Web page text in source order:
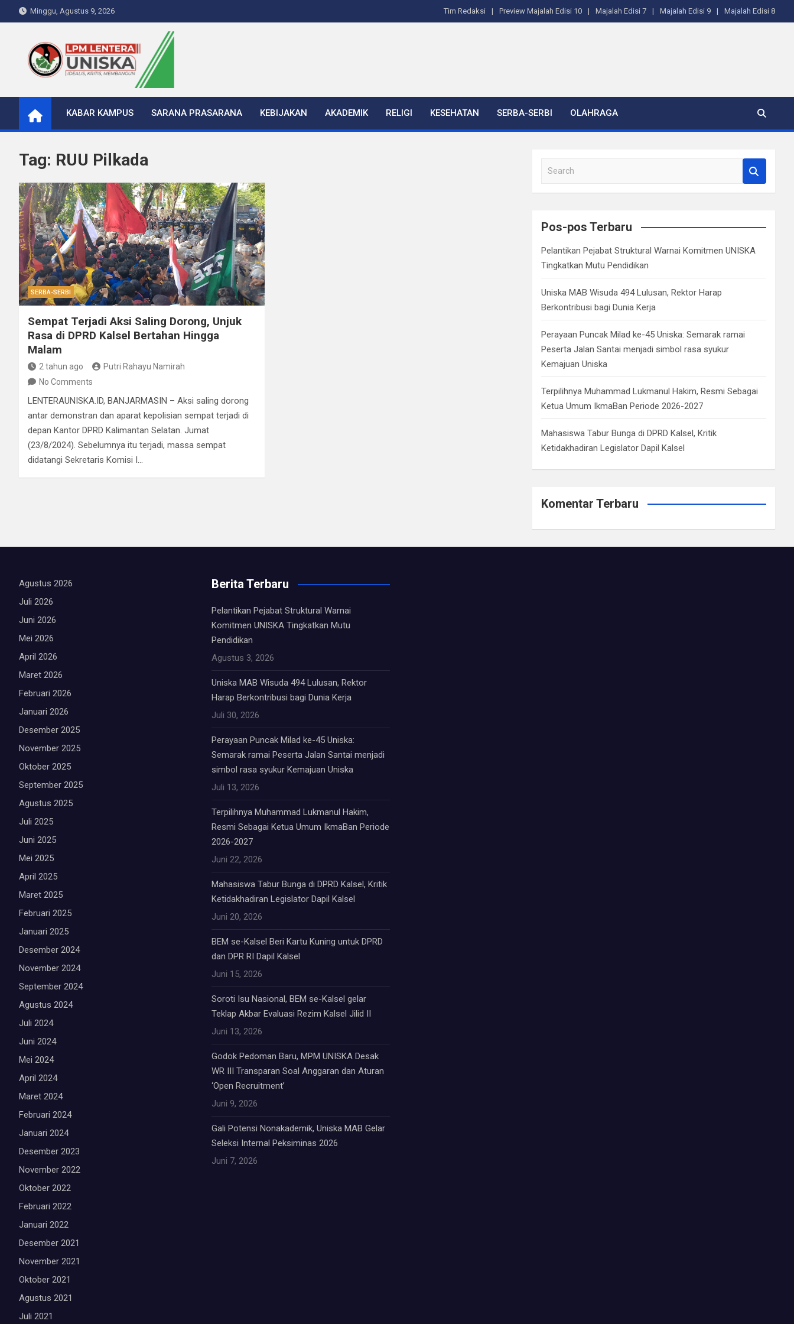
to
Minggu, Agustus 9, 2026 Tim Redaksi Preview Majalah Edisi 10 Majalah Edisi 7 Majalah Edisi 9 Majalah Edisi 8
LPM Lentera Uniska
Portal Berita Kampus
KABAR KAMPUS
SARANA PRASARANA KEBIJAKAN AKADEMIK RELIGI KESEHATAN SERBA-SERBI OLAHRAGA
Tag: RUU Pilkada
SERBA-SERBI
Sempat Terjadi Aksi Saling Dorong, Unjuk
Rasa di DPRD Kalsel Bertahan Hingga
Malam
2 tahun ago
Putri Rahayu Namirah
No Comments
LENTERAUNISKA.ID, BANJARMASIN – Aksi saling dorong
antar demonstran dan aparat kepolisian sempat terjadi di
depan Kantor DPRD Kalimantan Selatan. Jumat
(23/8/2024). Sebelumnya itu terjadi, massa sempat
didatangi Sekretaris Komisi I…
a
c
Pos-pos Terbaru
Pelantikan Pejabat Struktural Warnai Komitmen UNISKA
Tingkatkan Mutu Pendidikan
Uniska MAB Wisuda 494 Lulusan, Rektor Harap
Berkontribusi bagi Dunia Kerja
Perayaan Puncak Milad ke-45 Uniska: Semarak ramai
Peserta Jalan Santai menjadi simbol rasa syukur
Kemajuan Uniska
Terpilihnya Muhammad Lukmanul Hakim, Resmi Sebagai
Ketua Umum IkmaBan Periode 2026-2027
Mahasiswa Tabur Bunga di DPRD Kalsel, Kritik
Ketidakhadiran Legislator Dapil Kalsel
Komentar Terbaru
Agustus 2026
Juli 2026
Juni 2026
Mei 2026
April 2026
Maret 2026
Februari 2026
Januari 2026
Desember 2025
November 2025
Oktober 2025
September 2025
Agustus 2025
Juli 2025
Juni 2025
Mei 2025
April 2025
Maret 2025
Februari 2025
Januari 2025
Desember 2024
November 2024
September 2024
Agustus 2024
Juli 2024
Juni 2024
Mei 2024
April 2024
Maret 2024
Februari 2024
Januari 2024
Desember 2023
November 2022
Oktober 2022
Februari 2022
Januari 2022
Desember 2021
November 2021
Oktober 2021
Agustus 2021
Juli 2021
Berita Terbaru
Pelantikan Pejabat Struktural Warnai
Komitmen UNISKA Tingkatkan Mutu
Pendidikan
Agustus 3, 2026
Uniska MAB Wisuda 494 Lulusan, Rektor
Harap Berkontribusi bagi Dunia Kerja
Juli 30, 2026
Perayaan Puncak Milad ke-45 Uniska:
Semarak ramai Peserta Jalan Santai menjadi
simbol rasa syukur Kemajuan Uniska
Juli 13, 2026
Terpilihnya Muhammad Lukmanul Hakim,
Resmi Sebagai Ketua Umum IkmaBan Periode
2026-2027
Juni 22, 2026
Mahasiswa Tabur Bunga di DPRD Kalsel, Kritik
Ketidakhadiran Legislator Dapil Kalsel
Juni 20, 2026
BEM se-Kalsel Beri Kartu Kuning untuk DPRD
dan DPR RI Dapil Kalsel
Juni 15, 2026
Soroti Isu Nasional, BEM se-Kalsel gelar
Teklap Akbar Evaluasi Rezim Kalsel Jilid II
Juni 13, 2026
Godok Pedoman Baru, MPM UNISKA Desak
WR III Transparan Soal Anggaran dan Aturan
‘Open Recruitment’
Juni 9, 2026
Gali Potensi Nonakademik, Uniska MAB Gelar
Seleksi Internal Peksiminas 2026
Juni 7, 2026